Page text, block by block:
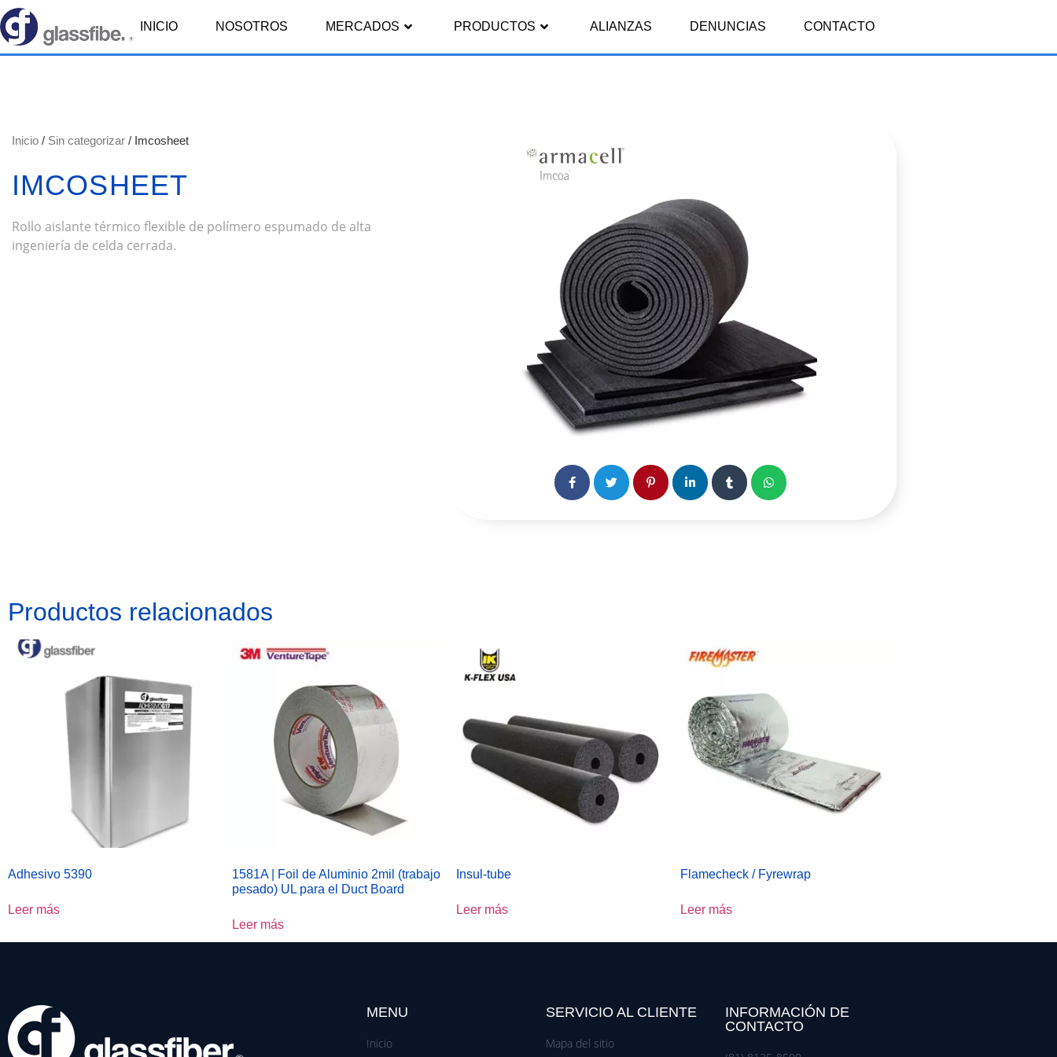
INICIO NOSOTROS MERCADOS PRODUCTOS ALIANZAS DENUNCIAS CONTACTO
Inicio / Sin categorizar / Imcosheet
IMCOSHEET
Rollo aislante térmico flexible de polímero espumado de alta
ingeniería de celda cerrada.
Productos relacionados
Adhesivo 5390
Leer más
1581A | Foil de Aluminio 2mil (trabajo
pesado) UL para el Duct Board
Leer más
Insul-tube
Leer más
Flamecheck / Fyrewrap
Leer más
MENU
Inicio
SERVICIO AL CLIENTE
Mapa del sitio
INFORMACIÓN DE
CONTACTO